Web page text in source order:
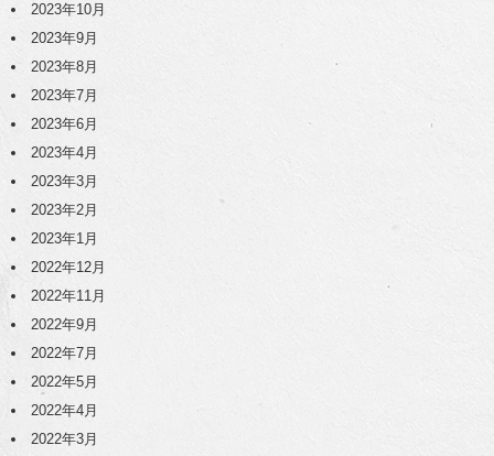
2023年10月
2023年9月
2023年8月
2023年7月
2023年6月
2023年4月
2023年3月
2023年2月
2023年1月
2022年12月
2022年11月
2022年9月
2022年7月
2022年5月
2022年4月
2022年3月